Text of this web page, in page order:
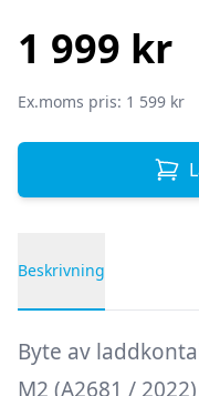
1 999 kr
Ex.moms pris: 1 599 kr
Beskrivning
Byte av
M2 (A2681 / 2022)